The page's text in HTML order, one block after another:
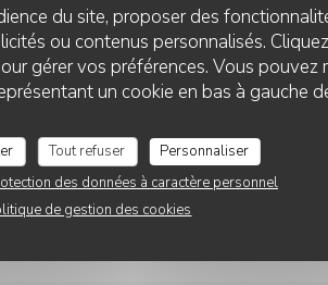
du site, proposer des
ou contenus personnalisés.
gérer vos préférences. Vous
un cookie en bas à gauche
Tout refuser
Personnaliser
des données à caractère personnel
de gestion des cookies
KITCHEN & COCKTAILS